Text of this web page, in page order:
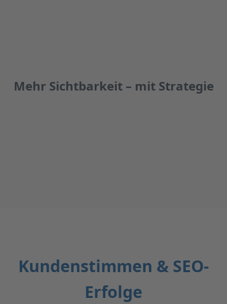
Mehr Sichtbarkeit – mit Strategie
Kundenstimmen & SEO-
Erfolge